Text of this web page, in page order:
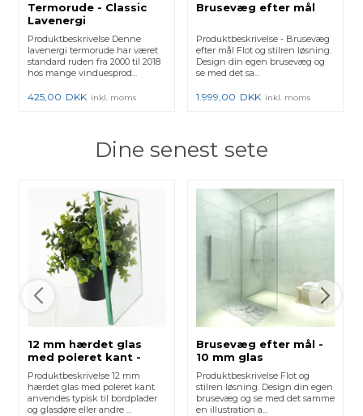
Termorude - Classic
Lavenergi
Produktbeskrivelse Denne
lavenergi termorude har været
standard ruden fra 2000 til 2018
hos mange vinduesprod...
425,00 DKK inkl. moms
Brusevæg efter mål
Produktbeskrivelse - Brusevæg
efter mål Flot og stilren løsning.
Design din egen brusevæg og
se med det sa...
1.999,00 DKK inkl. moms
Dine senest sete
12 mm hærdet glas
med poleret kant -
Klar
Produktbeskrivelse 12 mm
hærdet glas med poleret kant
anvendes typisk til bordplader
og glasdøre eller andre ...
Brusevæg efter mål -
10 mm glas
Produktbeskrivelse Flot og
stilren løsning. Design din egen
brusevæg og se med det samme
en illustration a...